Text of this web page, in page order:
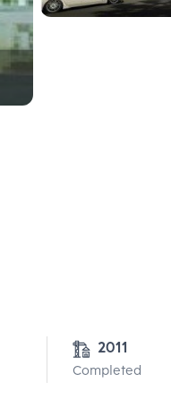
2011
Completed